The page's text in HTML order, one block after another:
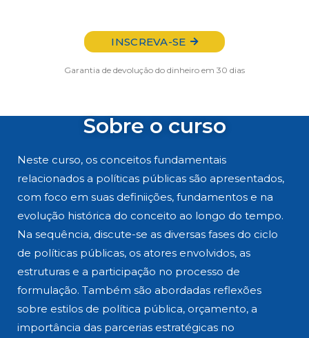
INSCREVA-SE
Garantia de devolução do dinheiro em 30 dias
Sobre o curso
Neste curso, os conceitos fundamentais
relacionados a políticas públicas são apresentados,
com foco em suas definiições, fundamentos e na
evolução histórica do conceito ao longo do tempo.
Na sequência, discute-se as diversas fases do ciclo
de políticas públicas, os atores envolvidos, as
estruturas e a participação no processo de
formulação. Também são abordadas reflexões
sobre estilos de política pública, orçamento, a
importância das parcerias estratégicas no